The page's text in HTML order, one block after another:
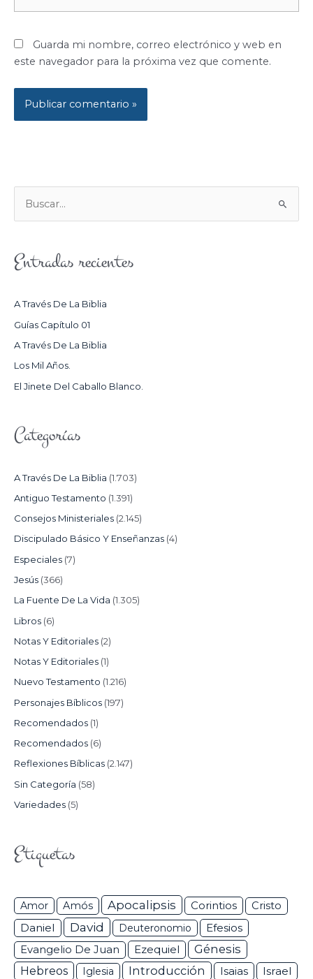
Guarda mi nombre, correo electrónico y web en
este navegador para la próxima vez que comente.
U
C
R
:
Entradas recientes
A Través De La Biblia
Guías Capítulo 01
A Través De La Biblia
Los Mil Años.
El Jinete Del Caballo Blanco.
Categorías
A Través De La Biblia (1.703)
Antiguo Testamento (1.391)
Consejos Ministeriales (2.145)
Discipulado Básico Y Enseñanzas (4)
Especiales (7)
Jesús (366)
La Fuente De La Vida (1.305)
Libros (6)
Notas Y Editoriales (2)
Notas Y Editoriales (1)
Nuevo Testamento (1.216)
Personajes Bíblicos (197)
Recomendados (1)
Recomendados (6)
Reflexiones Bíblicas (2.147)
Sin Categoría (58)
Variedades (5)
Etiquetas
Amor Amós Apocalipsis Corintios Cristo
Daniel David Deuteronomio Efesios
Evangelio De Juan Ezequiel
Génesis
Hebreos
Iglesia Introducción Isaias Israel